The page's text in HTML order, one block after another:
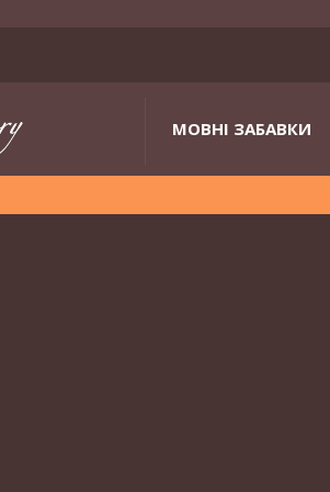
МОВНІ ЗАБАВКИ